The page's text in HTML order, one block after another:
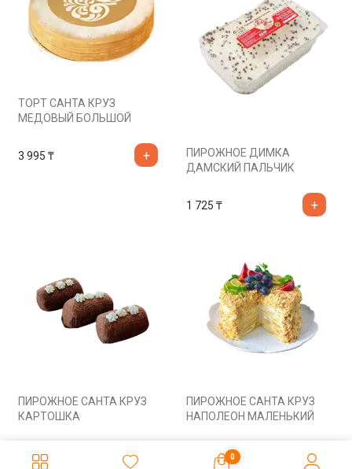
ТОРТ САНТА КРУЗ
МЕДОВЫЙ БОЛЬШОЙ
3 995 ₸
ПИРОЖНОЕ ДИМКА
ДАМСКИЙ ПАЛЬЧИК
1 725 ₸
ПИРОЖНОЕ САНТА КРУЗ
КАРТОШКА
885₸
ПИРОЖНОЕ САНТА КРУЗ
НАПОЛЕОН МАЛЕНЬКИЙ
₸ 0